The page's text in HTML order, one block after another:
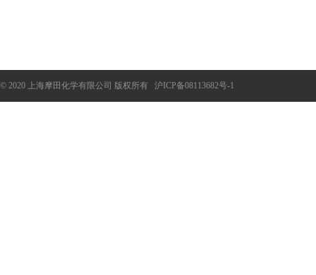
© 2020 上海摩田化学有限公司 版权所有 沪ICP备08113682号-1